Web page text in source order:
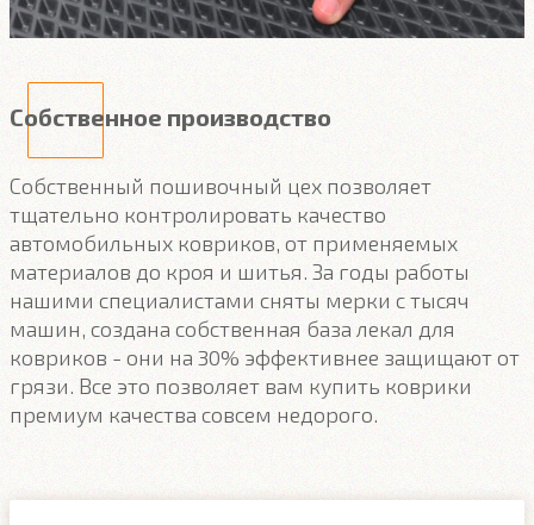
Собственное производство
Собственный пошивочный цех позволяет
тщательно контролировать качество
автомобильных ковриков, от применяемых
материалов до кроя и шитья. За годы работы
нашими специалистами сняты мерки с тысяч
машин, создана собственная база лекал для
ковриков - они на 30% эффективнее защищают от
грязи. Все это позволяет вам купить коврики
премиум качества совсем недорого.